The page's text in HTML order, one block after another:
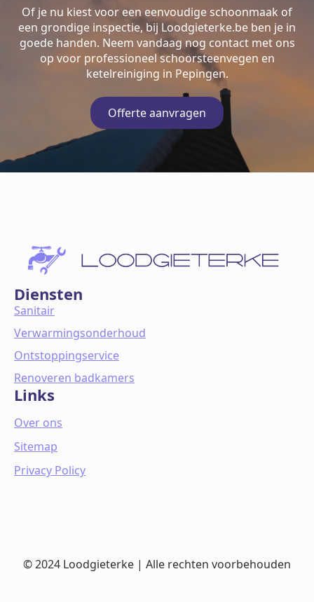
Of je nu kiest voor een eenvoudige schoonmaak of
een grondige inspectie, bij Loodgieterke.be ben je in
goede handen. Neem vandaag nog contact met ons
op voor professioneel schoorsteenvegen en
ketelreiniging in Pepingen.
Offerte aanvragen
Diensten
Sanitair
Verwarmingsonderhoud
Ontstoppingservice
Renoveren badkamers
Links
Over ons
Sitemap
Privacy Policy
© 2024 Loodgieterke | Alle rechten voorbehouden